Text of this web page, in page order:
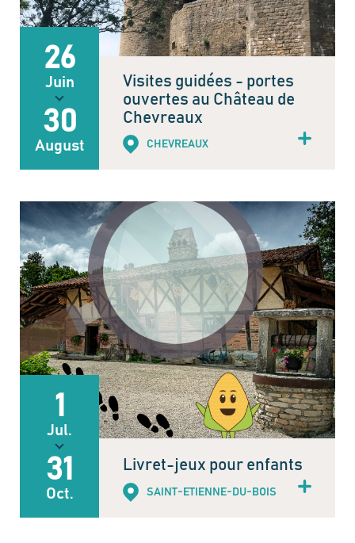
26
Juin
30
August
Visites guidées - portes
ouvertes au Château de
Chevreaux
CHEVREAUX
1
Jul.
31
Oct.
Livret-jeux pour enfants
SAINT-ETIENNE-DU-BOIS